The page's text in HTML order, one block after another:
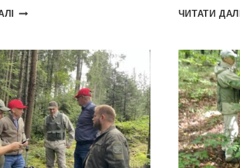
ПРОЄКТ
НАДАВАТИ
НІМЕЦЬКИЙ
ДОСВІД
ТА
ФІНАНСОВУ
ПІДТРИМКУ
НАЦІОНАЛЬНІЙ
ІНВЕНТАРИЗАЦІЇ
ЛІСІВ
ЧИТАТИ ДАЛІ